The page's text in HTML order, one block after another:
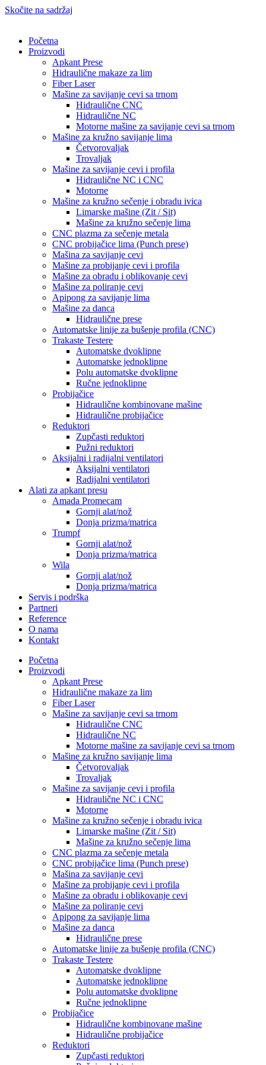
Skočite na sadržaj
Početna
Proizvodi
Apkant Prese
Hidraulične makaze za lim
Fiber Laser
Mašine za savijanje cevi sa trnom
Hidraulične CNC
Hidraulične NC
Motorne mašine za savijanje cevi sa trnom
Mašine za kružno savijanje lima
Četvorovaljak
Trovaljak
Mašine za savijanje cevi i profila
Hidraulične NC i CNC
Motorne
Mašine za kružno sečenje i obradu ivica
Limarske mašine (Zit / Sit)
Mašine za kružno sečenje lima
CNC plazma za sečenje metala
CNC probijačice lima (Punch prese)
Mašina za savijanje cevi
Mašine za probijanje cevi i profila
Mašine za obradu i oblikovanje cevi
Mašine za poliranje cevi
Apipong za savijanje lima
Mašine za danca
Hidraulične prese
Automatske linije za bušenje profila (CNC)
Trakaste Testere
Automatske dvoklipne
Automatske jednoklipne
Polu automatske dvoklipne
Ručne jednoklipne
Probijačice
Hidraulične kombinovane mašine
Hidraulične probijačice
Reduktori
Zupčasti reduktori
Pužni reduktori
Aksijalni i radijalni ventilatori
Aksijalni ventilatori
Radijalni ventilatori
Alati za apkant presu
Amada Promecam
Gornji alat/nož
Donja prizma/matrica
Trumpf
Gornji alat/nož
Donja prizma/matrica
Wila
Gornji alat/nož
Donja prizma/matrica
Servis i podrška
Partneri
Reference
O nama
Kontakt
Početna
Proizvodi
Apkant Prese
Hidraulične makaze za lim
Fiber Laser
Mašine za savijanje cevi sa trnom
Hidraulične CNC
Hidraulične NC
Motorne mašine za savijanje cevi sa trnom
Mašine za kružno savijanje lima
Četvorovaljak
Trovaljak
Mašine za savijanje cevi i profila
Hidraulične NC i CNC
Motorne
Mašine za kružno sečenje i obradu ivica
Limarske mašine (Zit / Sit)
Mašine za kružno sečenje lima
CNC plazma za sečenje metala
CNC probijačice lima (Punch prese)
Mašina za savijanje cevi
Mašine za probijanje cevi i profila
Mašine za obradu i oblikovanje cevi
Mašine za poliranje cevi
Apipong za savijanje lima
Mašine za danca
Hidraulične prese
Automatske linije za bušenje profila (CNC)
Trakaste Testere
Automatske dvoklipne
Automatske jednoklipne
Polu automatske dvoklipne
Ručne jednoklipne
Probijačice
Hidraulične kombinovane mašine
Hidraulične probijačice
Reduktori
Zupčasti reduktori